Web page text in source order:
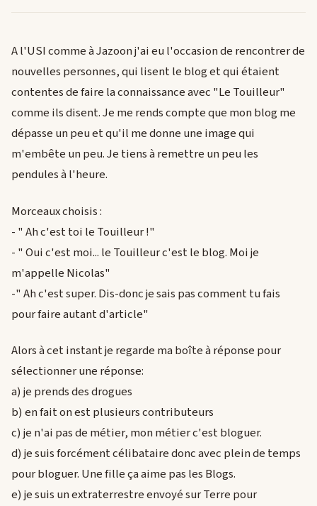
A l'USI comme à Jazoon j'ai eu l'occasion de rencontrer de
nouvelles personnes, qui lisent le blog et qui étaient
contentes de faire la connaissance avec "Le Touilleur"
comme ils disent. Je me rends compte que mon blog me
dépasse un peu et qu'il me donne une image qui
m'embête un peu. Je tiens à remettre un peu les
pendules à l'heure.
Morceaux choisis :
- " Ah c'est toi le Touilleur !"
- " Oui c'est moi... le Touilleur c'est le blog. Moi je
m'appelle Nicolas"
-" Ah c'est super. Dis-donc je sais pas comment tu fais
pour faire autant d'article"
Alors à cet instant je regarde ma boîte à réponse pour
sélectionner une réponse:
a) je prends des drogues
b) en fait on est plusieurs contributeurs
c) je n'ai pas de métier, mon métier c'est bloguer.
d) je suis forcément célibataire donc avec plein de temps
pour bloguer. Une fille ça aime pas les Blogs.
e) je suis un extraterrestre envoyé sur Terre pour